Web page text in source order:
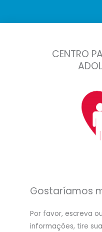
CENTRO
Gostaríamos
Por favor, escreva
informações, tire